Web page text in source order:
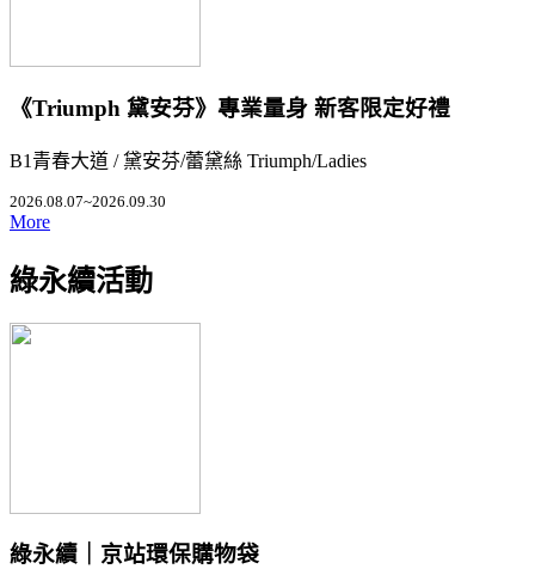
《Triumph 黛安芬》專業量身 新客限定好禮
B1青春大道 / 黛安芬/蕾黛絲 Triumph/Ladies
2026.08.07~2026.09.30
More
綠永續活動
綠永續｜京站環保購物袋